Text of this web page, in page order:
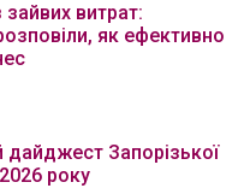
витрат:
як ефективно
дайджест Запорізької
року